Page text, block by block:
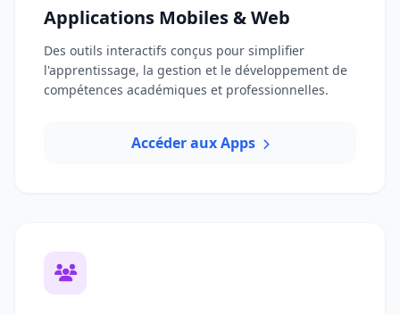
Applications Mobiles & Web
Des outils interactifs conçus pour simplifier
l'apprentissage, la gestion et le développement de
compétences académiques et professionnelles.
Accéder aux Apps